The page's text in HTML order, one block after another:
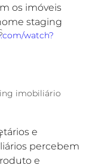
imobiliário
os imóveis
staging
watch?
e
percebem
e